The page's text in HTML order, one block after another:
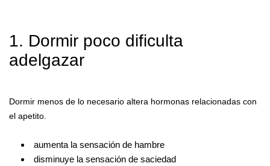
1. Dormir poco dificulta
adelgazar
Dormir menos de lo necesario altera hormonas relacionadas con
el apetito.
aumenta la sensación de hambre
disminuye la sensación de saciedad